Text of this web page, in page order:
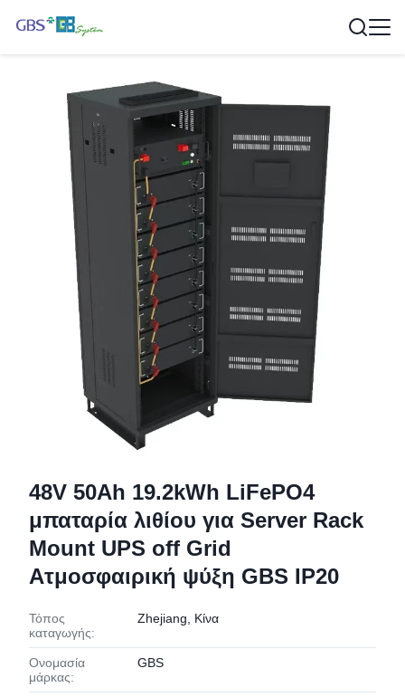
48V 50Ah 19.2kWh LiFePO4
μπαταρία λιθίου για Server Rack
Mount UPS off Grid
Ατμοσφαιρική ψύξη GBS IP20
Τόπος
καταγωγής:
Zhejiang, Κίνα
Ονομασία
μάρκας:
GBS